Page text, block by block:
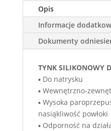
Opis
Informacje
Dokumenty
TYNK SILIKONOWY
▪ Do natrysku
▪ Wewnętrzno-
▪ Wysoka
nasiąkliwość powłoki
▪ Odporność na